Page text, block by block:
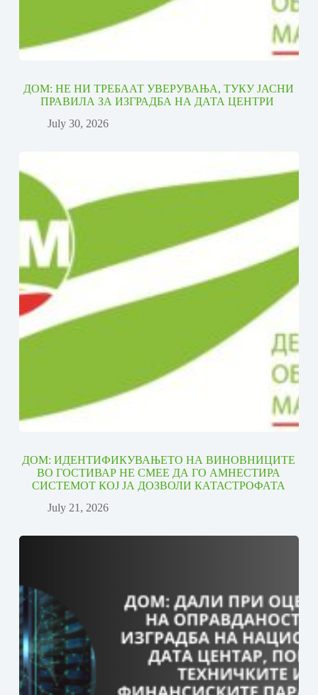
ДОМ: НЕ НИ ТРЕБААТ УВЕРУВАЊА, ТУКУ ЈАСНИ
ПРАВИЛА ЗА ИЗГРАДБА НА ДАТА ЦЕНТРИ
July 30, 2026
ДОМ: ИДЕНТИФИКУВАЊЕТО НА ВИНОВНИЦИТЕ
ВО ГОСТИВАР НЕ СМЕЕ ДА ГО АМНЕСТИРА
СИСТЕМОТ КОЈ ЈА ДОЗВОЛИ КАТАСТРОФАТА
July 21, 2026